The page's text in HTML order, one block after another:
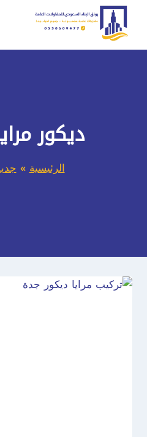
التجاوز
المحتوى
ديكور
الرئيسية»